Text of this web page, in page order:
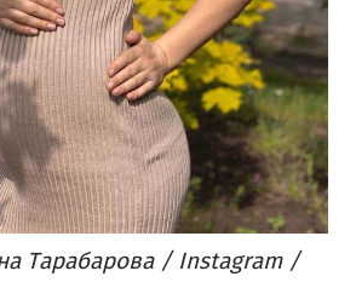
Тарабарова / Instagram /